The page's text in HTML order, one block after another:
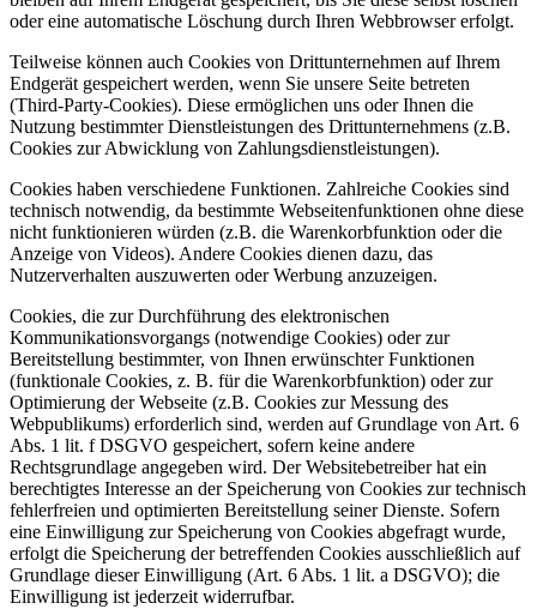
oder eine automatische Löschung durch Ihren Webbrowser erfolgt.
Teilweise können auch Cookies von Drittunternehmen auf Ihrem
Endgerät gespeichert werden, wenn Sie unsere Seite betreten
(Third-Party-Cookies). Diese ermöglichen uns oder Ihnen die
Nutzung bestimmter Dienstleistungen des Drittunternehmens (z.B.
Cookies zur Abwicklung von Zahlungsdienstleistungen).
Cookies haben verschiedene Funktionen. Zahlreiche Cookies sind
technisch notwendig, da bestimmte Webseitenfunktionen ohne diese
nicht funktionieren würden (z.B. die Warenkorbfunktion oder die
Anzeige von Videos). Andere Cookies dienen dazu, das
Nutzerverhalten auszuwerten oder Werbung anzuzeigen.
Cookies, die zur Durchführung des elektronischen
Kommunikationsvorgangs (notwendige Cookies) oder zur
Bereitstellung bestimmter, von Ihnen erwünschter Funktionen
(funktionale Cookies, z. B. für die Warenkorbfunktion) oder zur
Optimierung der Webseite (z.B. Cookies zur Messung des
Webpublikums) erforderlich sind, werden auf Grundlage von Art. 6
Abs. 1 lit. f DSGVO gespeichert, sofern keine andere
Rechtsgrundlage angegeben wird. Der Websitebetreiber hat ein
berechtigtes Interesse an der Speicherung von Cookies zur technisch
fehlerfreien und optimierten Bereitstellung seiner Dienste. Sofern
eine Einwilligung zur Speicherung von Cookies abgefragt wurde,
erfolgt die Speicherung der betreffenden Cookies ausschließlich auf
Grundlage dieser Einwilligung (Art. 6 Abs. 1 lit. a DSGVO); die
Einwilligung ist jederzeit widerrufbar.